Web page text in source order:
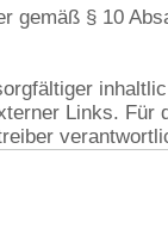
gemäß § 10
Links. Für